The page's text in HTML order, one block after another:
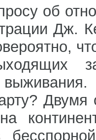
об
Дж.